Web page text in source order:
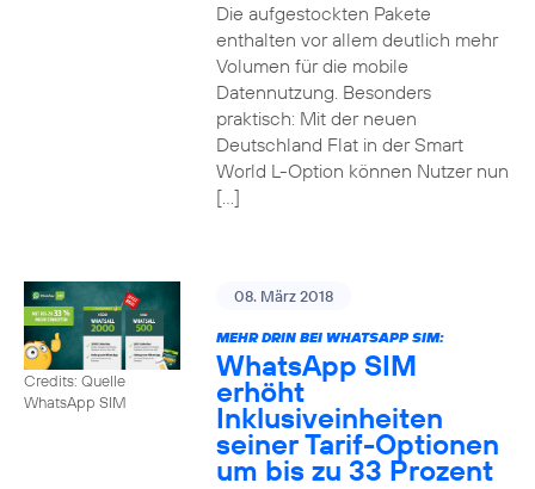
Die aufgestockten Pakete
enthalten vor allem deutlich mehr
Volumen für die mobile
Datennutzung. Besonders
praktisch: Mit der neuen
Deutschland Flat in der Smart
World L-Option können Nutzer nun
[…]
Credits: Quelle
WhatsApp SIM
08. März 2018
MEHR DRIN BEI WHATSAPP SIM:
WhatsApp SIM
erhöht
Inklusiveinheiten
seiner Tarif-Optionen
um bis zu 33 Prozent